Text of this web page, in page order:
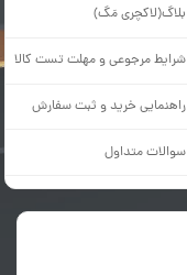
بلاگ(لاکچری مَگ)
شرایط مرجوعی و مهلت تست کالا
راهنمایی خرید و ثبت سفارش
سوالات متداول